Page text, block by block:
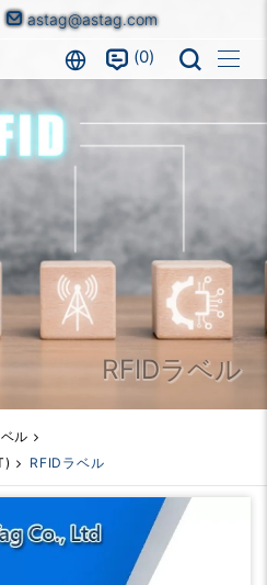
astag@astag.com
0
RFIDラベル
ル
RFIDラベル